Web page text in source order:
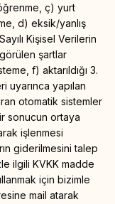
öğrenme, ç) yurt
d) eksik/yanlış
Kişisel Verilerin
şartlar
f) aktarıldığı 3.
uyarınca yapılan
otomatik sistemler
sonucun ortaya
işlenmesi
giderilmesini talep
ilgili KVKK madde
için bizimle
mail atarak